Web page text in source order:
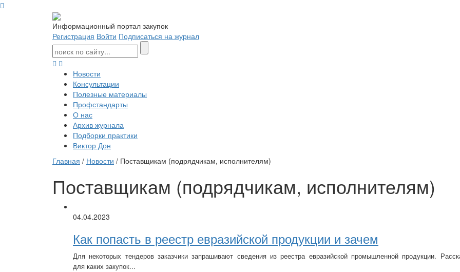
Информационный портал закупок
Регистрация Войти Подписаться на журнал
Новости
Консультации
Полезные материалы
Профстандарты
О нас
Архив журнала
Подборки практики
Виктор Дон
Главная / Новости / Поставщикам (подрядчикам, исполнителям)
Поставщикам (подрядчикам, исполнителям)
04.04.2023
Как попасть в реестр евразийской продукции и зачем
Для некоторых тендеров заказчики запрашивают сведения из реестра евразийской промышленной продукции.
для каких закупок...